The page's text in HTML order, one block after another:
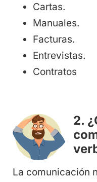
Cartas.
Manuales.
Facturas.
Entrevistas.
Contratos
2.
La comunicación